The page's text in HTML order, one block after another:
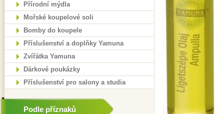
Přírodní mýdla
Mořské koupelové soli
Bomby do koupele
Příslušenství a doplňky Yamuna
Zvířátka Yamuna
Dárkové poukázky
Příslušenství pro salony a studia
Podle příznaků